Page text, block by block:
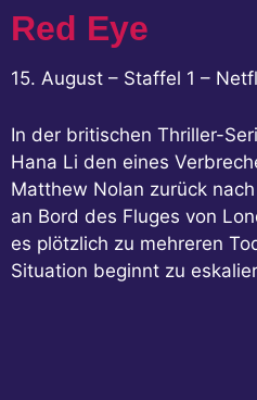
Red Eye
15. August – Staffel 1 –
In der britischen Thriller-
Hana Li den eines
Matthew Nolan zurück
an Bord des Fluges von
es plötzlich zu mehreren
Situation beginnt zu